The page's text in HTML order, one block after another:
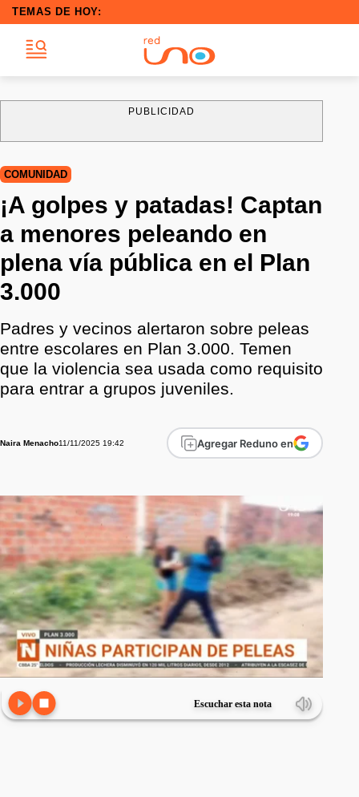
TEMAS DE HOY:
PUBLICIDAD
COMUNIDAD
¡A golpes y patadas! Captan
a menores peleando en
plena vía pública en el Plan
3.000
Padres y vecinos alertaron sobre peleas
entre escolares en Plan 3.000. Temen
que la violencia sea usada como requisito
para entrar a grupos juveniles.
Naira Menacho11/11/2025 19:42 Agregar Reduno en
Escuchar esta nota